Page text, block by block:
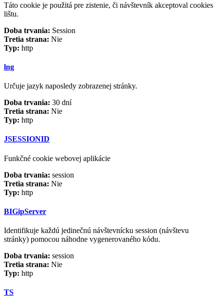
Táto cookie je použitá pre zistenie, či návštevník akceptoval cookies
lištu.
Doba trvania: Session
Tretia strana: Nie
Typ: http
lng
Určuje jazyk naposledy zobrazenej stránky.
Doba trvania: 30 dní
Tretia strana: Nie
Typ: http
JSESSIONID
Funkčné cookie webovej aplikácie
Doba trvania: session
Tretia strana: Nie
Typ: http
BIGipServer
Identifikuje každú jedinečnú návštevnícku session (návštevu
stránky) pomocou náhodne vygenerovaného kódu.
Doba trvania: session
Tretia strana: Nie
Typ: http
TS